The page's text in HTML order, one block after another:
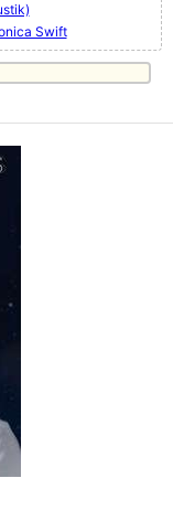
Swift